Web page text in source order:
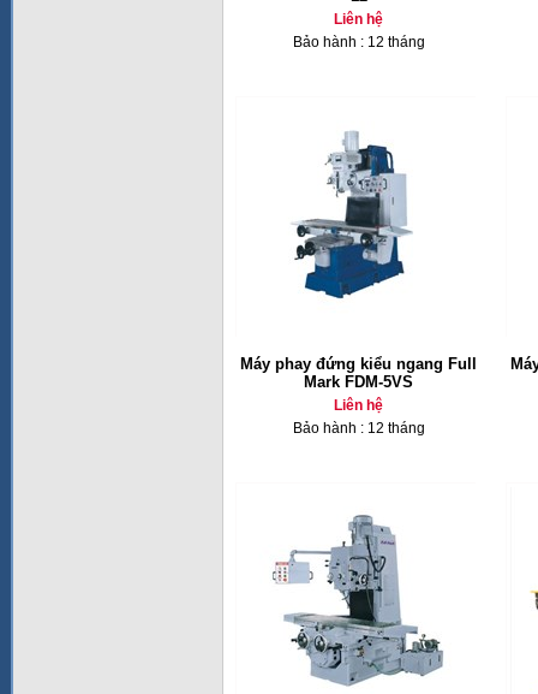
Liên hệ
Bảo hành : 12 tháng
Máy phay đứng kiểu ngang Full
Mark FDM-5VS
Liên hệ
Bảo hành : 12 tháng